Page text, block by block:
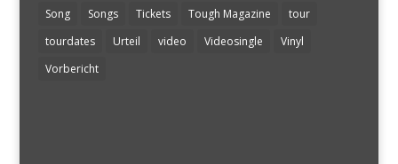
Song
Songs Tickets Tough Magazine
tour
tourdates
Urteil video Videosingle
Vinyl
Vorbericht